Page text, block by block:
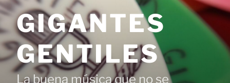
Saltar
contenido
GIGANTES
GENTILES
La buena música que no se